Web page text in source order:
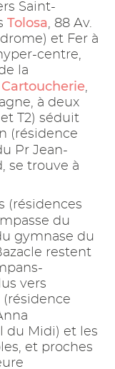
Saint-
Tolosa, 88 Av.
et Fer à
centre,
la
Cartoucherie,
à deux
T2) séduit
(résidence
Pr Jean-
se trouve à
(résidences
du
gymnase du
restent
vers
(résidence
du Midi) et les
et proches